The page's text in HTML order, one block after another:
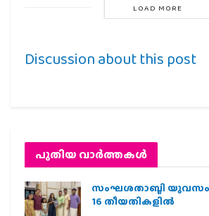
LOAD MORE
Discussion about this post
പുതിയ വാര്‍ത്തകള്‍
സംഘശതാബ്ദി
16 തീയതികളില്‍